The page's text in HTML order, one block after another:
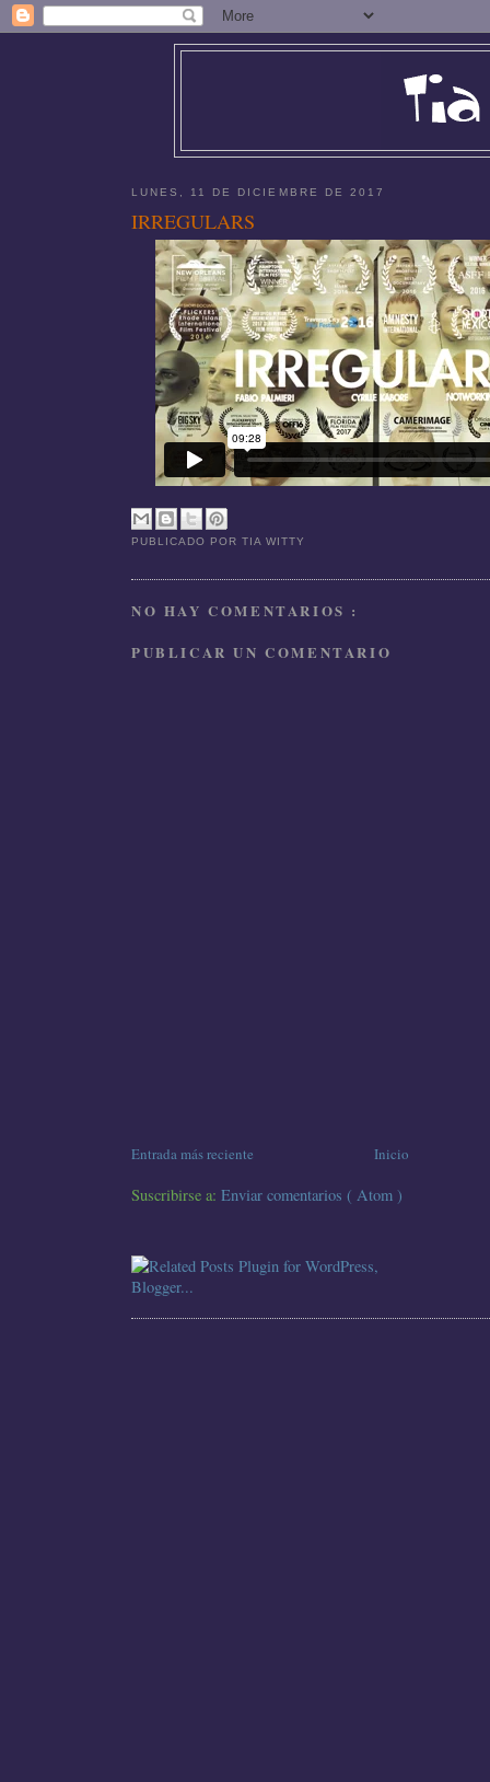
LUNES, 11 DE DICIEMBRE DE 2017
IRREGULARS
PUBLICADO PORTIA WITTY
NO HAY COMENTARIOS :
PUBLICAR UN COMENTARIO
Entrada más reciente Inicio
Suscribirse a: Enviar comentarios ( Atom )